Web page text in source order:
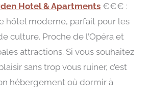
Hotel & Apartments €€€ :
hôtel moderne, parfait pour les
culture. Proche de l’Opéra et
attractions. Si vous souhaitez
sans trop vous ruiner, c’est
hébergement où dormir à